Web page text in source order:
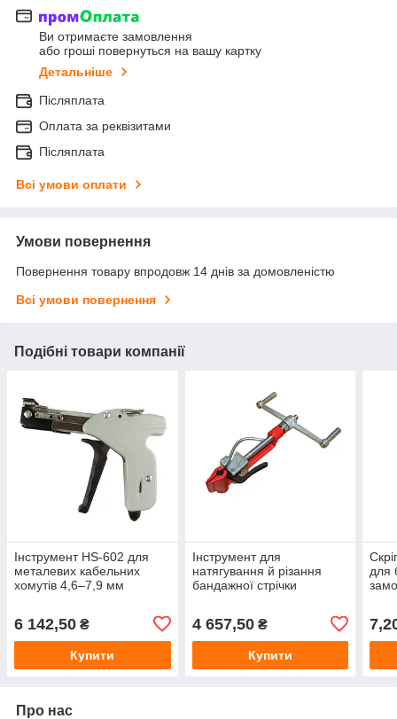
Ви отримаєте замовлення
або гроші повернуться на вашу картку
Детальніше
Післяплата
Оплата за реквізитами
Післяплата
Всі умови оплати
Умови повернення
Повернення товару впродовж 14 днів за домовленістю
Всі умови повернення
Подібні товари компанії
Інструмент HS-602 для
металевих кабельних
хомутів 4,6–7,9 мм
6 142,50 ₴
Купити
Інструмент для
натягування й різання
бандажної стрічки
4 657,50₴
Купити
для
Про нас